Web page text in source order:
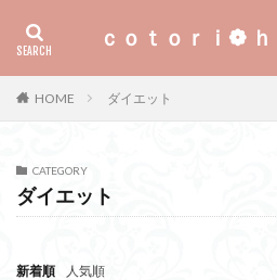
ｃｏｔｏｒｉ❁ ｈ
HOME ダイエット
CATEGORY
ダイエット
新着順 人気順